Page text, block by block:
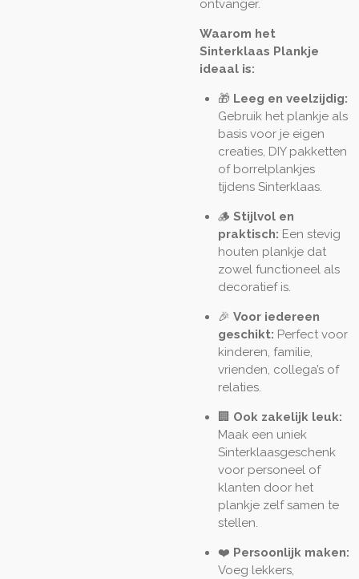
ontvanger.
Waarom het
Sinterklaas Plankje
ideaal is:
🎁 Leeg en veelzijdig:
Gebruik het plankje als
basis voor je eigen
creaties, DIY pakketten
of borrelplankjes
tijdens Sinterklaas.
🪵 Stijlvol en
praktisch: Een stevig
houten plankje dat
zowel functioneel als
decoratief is.
🎉 Voor iedereen
geschikt: Perfect voor
kinderen, familie,
vrienden, collega’s of
relaties.
🏢 Ook zakelijk leuk:
Maak een uniek
Sinterklaasgeschenk
voor personeel of
klanten door het
plankje zelf samen te
stellen.
❤️ Persoonlijk maken:
Voeg lekkers,